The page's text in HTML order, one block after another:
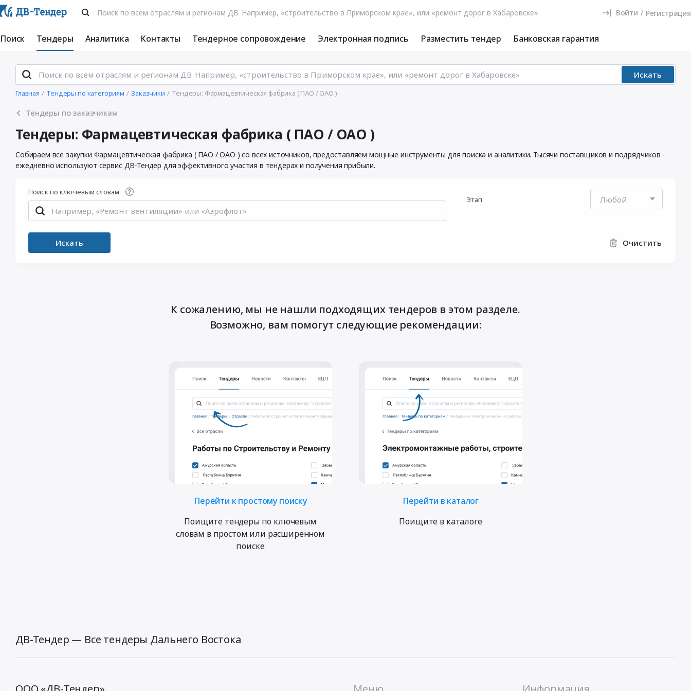
Войти / Регистрация
Поиск Тендеры Аналитика Контакты Тендерное сопровождение Электронная подпись Разместить тендер Банковская гарантия
Искать
Главная Тендеры по категориям Заказчики Тендеры: Фармацевтическая фабрика ( ПАО / ОАО )
Тендеры по заказчикам
Тендеры: Фармацевтическая фабрика ( ПАО / ОАО )
Собираем все закупки Фармацевтическая фабрика ( ПАО / ОАО ) со всех источников, предоставляем мощные инструменты для поиска и аналитики. Тысячи поставщиков и подрядчиков
ежедневно используют сервис ДВ-Тендер для эффективного участия в тендерах и получения прибыли.
Поиск по ключевым словам
Этап
Искать Очистить
К сожалению, мы не нашли подходящих тендеров в этом разделе.
Возможно, вам помогут следующие рекомендации:
Перейти к простому поиску
Поищите тендеры по ключевым
словам в простом или расширенном
поиске
Перейти в каталог
Поищите в каталоге
ДВ-Тендер — Все тендеры Дальнего Востока